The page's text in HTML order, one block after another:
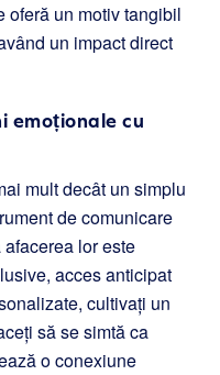
oferă un motiv tangibil
un impact direct
emoționale cu
mult decât un simplu
de comunicare
lor este
acces anticipat
cultivați un
să se simtă ca
o conexiune